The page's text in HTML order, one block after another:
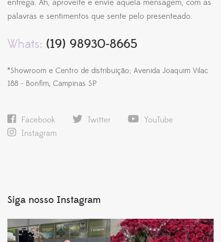
entrega. Ah, aproveite e envie aquela mensagem, com as
palavras e sentimentos que sente pelo presenteado.
Whats: (19) 98930-8665
*Showroom e Centro de distribuição; Avenida Joaquim Vilac
188 - Bonfim, Campinas SP
Facebook Twitter
YouTube
Instagram
Siga nosso Instagram